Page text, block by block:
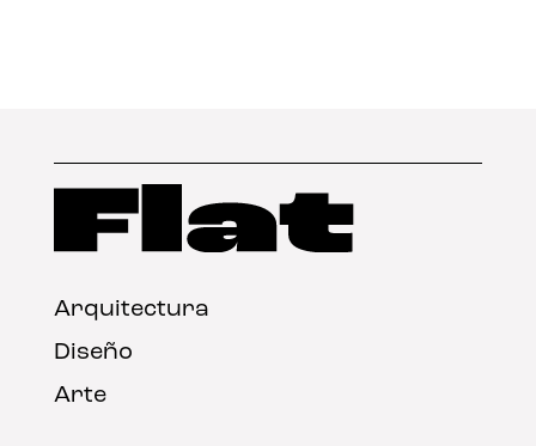
Arquitectura
Diseño
Arte